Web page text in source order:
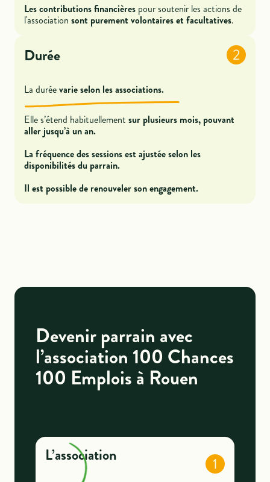
Les contributions financières pour soutenir les actions de
l'association sont purement volontaires et facultatives.
Durée 2
La duréevarie selon les associations.
Elle s’étend habituellementsur plusieurs mois, pouvant
aller jusqu’à un an.
La fréquence des sessions est ajustée selon les
disponibilités du parrain.
Il est possible de renouveler son engagement.
Devenir parrain avec
l’association 100 Chances
100 Emplois à Rouen
L’association 1